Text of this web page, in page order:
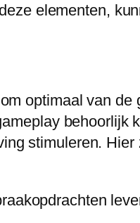
elementen,
optimaal van de
behoorlijk
stimuleren.